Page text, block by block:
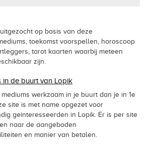
op basis van deze
toekomst voorspellen, horoscoop
tarot kaarten waarbij meteen
zijn.
in de buurt van Lopik
werkzaam in je buurt dan je in 1e
site is met name opgezet voor
geinteresseerden in Lopik. Er is per site
naar de aangeboden
en manier van betalen.